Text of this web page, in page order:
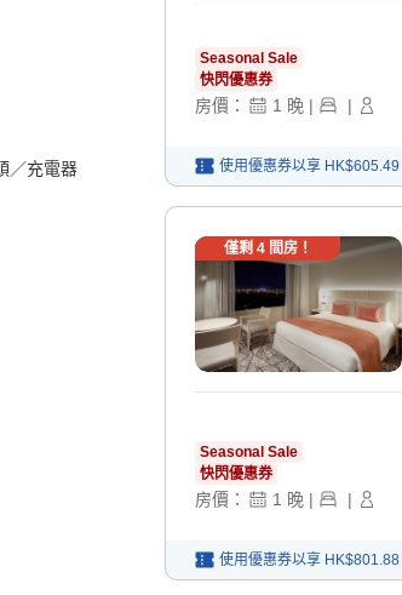
／充電器
Seasonal Sale
快閃優惠券
房價： 1 晚 | |
使用優惠券以享 HK$605.49
僅剩 4間房！
Seasonal Sale
快閃優惠券
房價： 1 晚 | |
使用優惠券以享 HK$801.88